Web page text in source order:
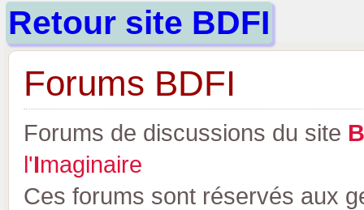
Retour site BDFI
Forums BDFI
Forums de discussions du site B
l'Imaginaire
Ces forums sont réservés aux